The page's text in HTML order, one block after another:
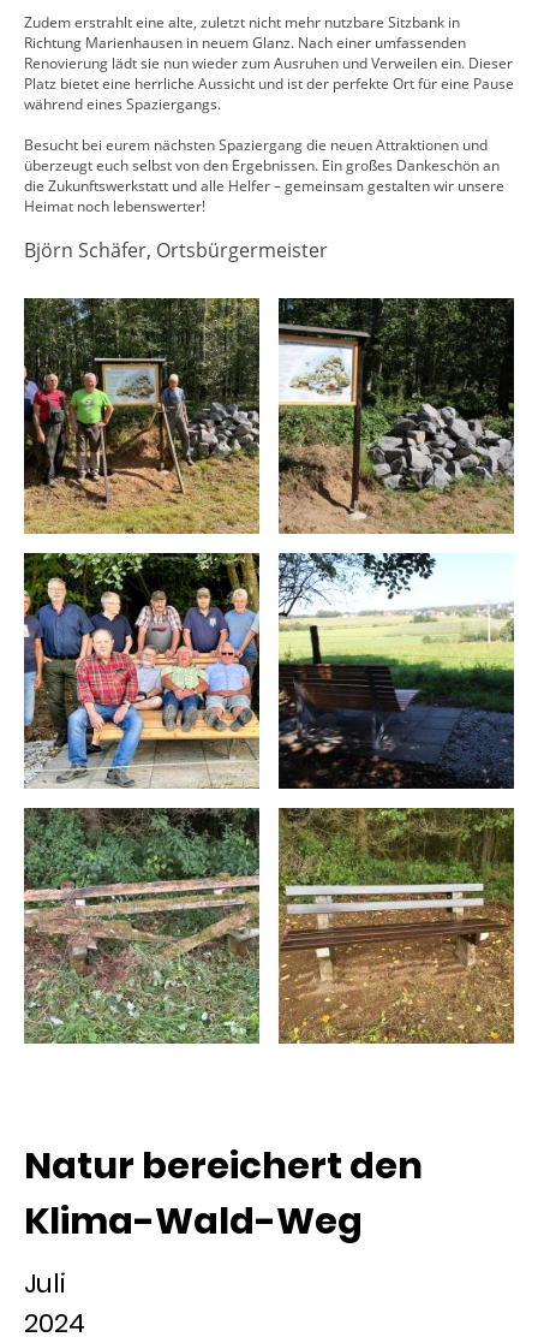
Zudem erstrahlt eine alte, zuletzt nicht mehr nutzbare Sitzbank in
Richtung Marienhausen in neuem Glanz. Nach einer umfassenden
Renovierung lädt sie nun wieder zum Ausruhen und Verweilen ein. Dieser
Platz bietet eine herrliche Aussicht und ist der perfekte Ort für eine Pause
während eines Spaziergangs.
Besucht bei eurem nächsten Spaziergang die neuen Attraktionen und
überzeugt euch selbst von den Ergebnissen. Ein großes Dankeschön an
die Zukunftswerkstatt und alle Helfer – gemeinsam gestalten wir unsere
Heimat noch lebenswerter!
Björn Schäfer, Ortsbürgermeister
Natur bereichert den
Klima-Wald-Weg
Juli
2024